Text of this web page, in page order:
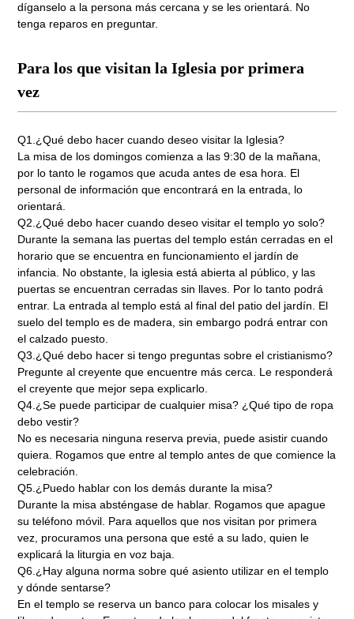
díganselo a la persona más cercana y se les orientará. No
tenga reparos en preguntar.
Para los que visitan la Iglesia por primera
vez
Q1.¿Qué debo hacer cuando deseo visitar la Iglesia?
La misa de los domingos comienza a las 9:30 de la mañana,
por lo tanto le rogamos que acuda antes de esa hora. El
personal de información que encontrará en la entrada, lo
orientará.
Q2.¿Qué debo hacer cuando deseo visitar el templo yo solo?
Durante la semana las puertas del templo están cerradas en el
horario que se encuentra en funcionamiento el jardín de
infancia. No obstante, la iglesia está abierta al público, y las
puertas se encuentran cerradas sin llaves. Por lo tanto podrá
entrar. La entrada al templo está al final del patio del jardín. El
suelo del templo es de madera, sin embargo podrá entrar con
el calzado puesto.
Q3.¿Qué debo hacer si tengo preguntas sobre el cristianismo?
Pregunte al creyente que encuentre más cerca. Le responderá
el creyente que mejor sepa explicarlo.
Q4.¿Se puede participar de cualquier misa? ¿Qué tipo de ropa
debo vestir?
No es necesaria ninguna reserva previa, puede asistir cuando
quiera. Rogamos que entre al templo antes de que comience la
celebración.
Q5.¿Puedo hablar con los demás durante la misa?
Durante la misa absténgase de hablar. Rogamos que apague
su teléfono móvil. Para aquellos que nos visitan por primera
vez, procuramos una persona que esté a su lado, quien le
explicará la liturgia en voz baja.
Q6.¿Hay alguna norma sobre qué asiento utilizar en el templo
y dónde sentarse?
En el templo se reserva un banco para colocar los misales y